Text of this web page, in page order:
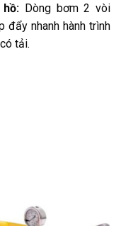
Dòng bơm 2 vòi
đẩy nhanh hành trình
tải.